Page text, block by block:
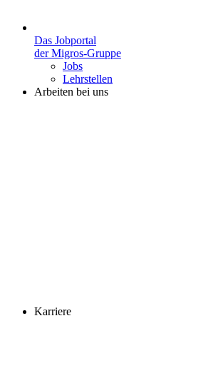
Das Jobportal
der Migros-Gruppe
Jobs
Lehrstellen
Arbeiten bei uns
Karriere